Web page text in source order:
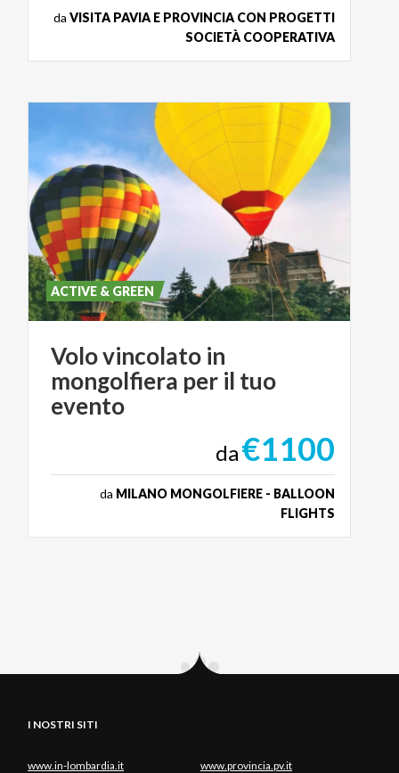
da VISITA PAVIA E PROVINCIA CON PROGETTI
SOCIETÀ COOPERATIVA
Volo vincolato in
mongolfiera per il tuo
evento
ACTIVE & GREEN
da€1100
da MILANO MONGOLFIERE - BALLOON
FLIGHTS
I NOSTRI SITI
www.in-lombardia.it www.provincia.pv.it